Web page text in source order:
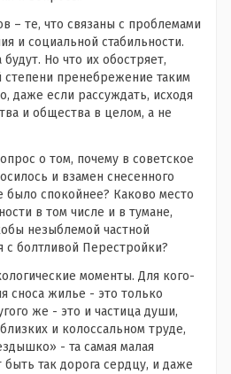
– те, что связаны с проблемами
и социальной стабильности.
Но что их обостряет,
степени пренебрежение таким
даже если рассуждать, исходя
и общества в целом, а не
о том, почему в советское
и взамен снесенного
было спокойнее? Каково место
в том числе и в тумане,
незыблемой частной
с болтливой Перестройки?
моменты. Для кого-
сноса жилье - это только
же - это и частица души,
и колоссальном труде,
- та самая малая
так дорога сердцу, и даже